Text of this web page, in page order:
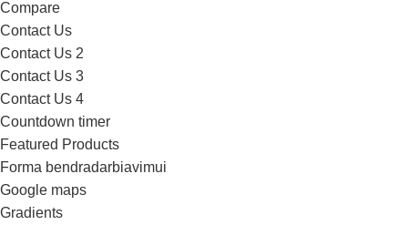
Compare
Contact Us
Contact Us 2
Contact Us 3
Contact Us 4
Countdown timer
Featured Products
Forma bendradarbiavimui
Google maps
Gradients